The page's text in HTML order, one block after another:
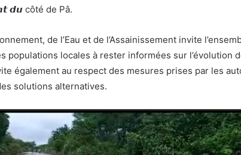
𝙙𝙪 côté de Pâ.
de l’Eau et de l’Assainissement invite
populations locales à rester informées sur l’évolution
également au respect des mesures prises par les
solutions alternatives.